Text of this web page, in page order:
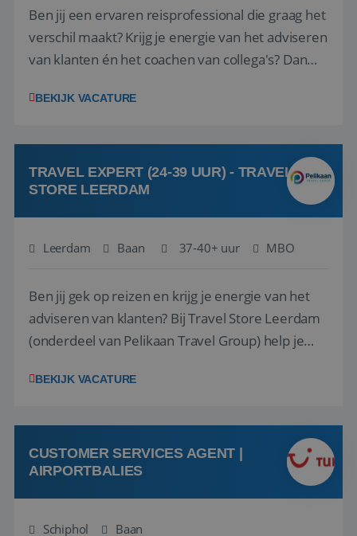
Ben jij een ervaren reisprofessional die graag het
verschil maakt? Krijg je energie van het adviseren
van klanten én het coachen van collega's? Dan
(onderdeel van Pelikaan Travel Group) zoeken
team het reisbureau verder...
BEKIJK VACATURE
TRAVEL EXPERT (24-39 UUR) - TRAVEL
STORE LEERDAM
Leerdam Baan 37-40+ uur MBO
Ben jij gek op reizen en krijg je energie van het
adviseren van klanten? Bij Travel Store Leerdam
(onderdeel van Pelikaan Travel Group) help je
vinden. Samen maken we van elke reis een
hebt in de reisbranche of j...
BEKIJK VACATURE
CUSTOMER SERVICES AGENT |
AIRPORTBALIES
Schiphol Baan